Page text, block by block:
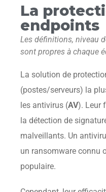
La
endpoints
Les définitions, niveau
sont propres à chaque
La solution de
(postes/serveurs) la
les antivirus (AV). Leur
la détection de
malveillants. Un
un ransomware connu
populaire.